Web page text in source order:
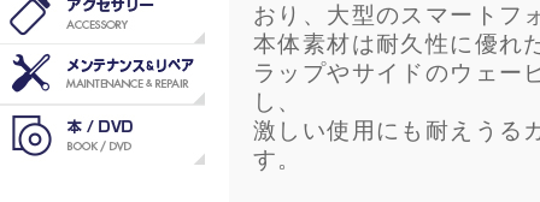
おり、大型のスマートフ
本体素材は耐久性に優れ
ラップやサイドのウェー
し、
激しい使用にも耐えうる
す。